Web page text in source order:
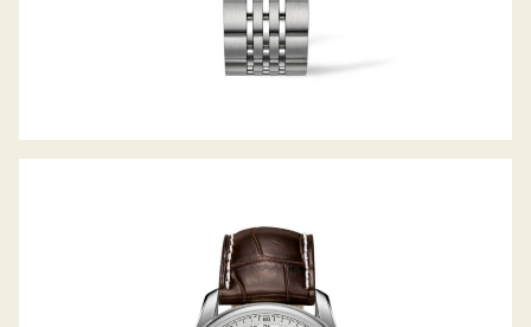
LONGINES THE MASTER COLLECTION